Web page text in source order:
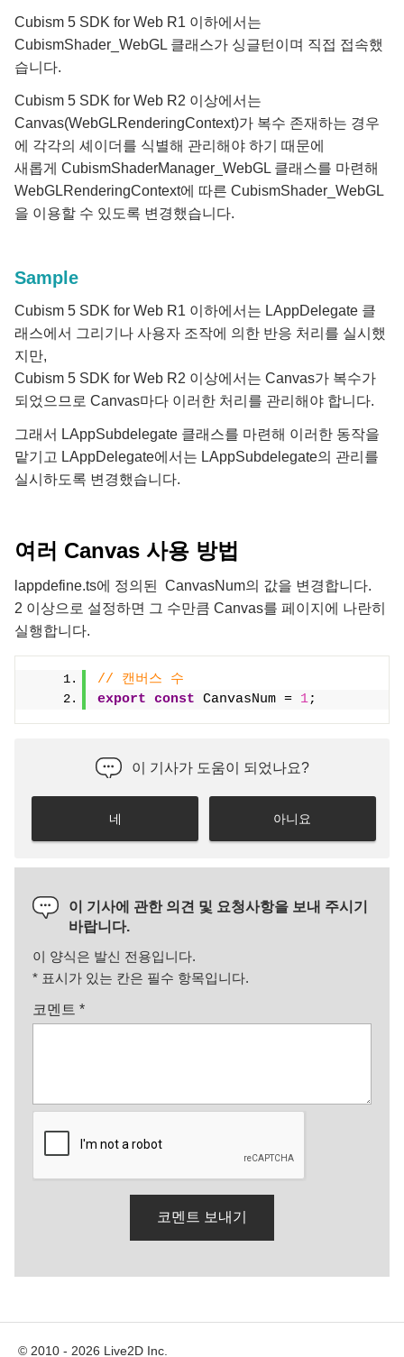
Cubism 5 SDK for Web R1 이하에서는
CubismShader_WebGL 클래스가 싱글턴이며 직접 접속했
습니다.
Cubism 5 SDK for Web R2 이상에서는
Canvas(WebGLRenderingContext)가 복수 존재하는 경우
에 각각의 셰이더를 식별해 관리해야 하기 때문에
새롭게 CubismShaderManager_WebGL 클래스를 마련해
WebGLRenderingContext에 따른 CubismShader_WebGL
을 이용할 수 있도록 변경했습니다.
Sample
Cubism 5 SDK for Web R1 이하에서는 LAppDelegate 클
래스에서 그리기나 사용자 조작에 의한 반응 처리를 실시했
지만,
Cubism 5 SDK for Web R2 이상에서는 Canvas가 복수가
되었으므로 Canvas마다 이러한 처리를 관리해야 합니다.
그래서 LAppSubdelegate 클래스를 마련해 이러한 동작을
맡기고 LAppDelegate에서는 LAppSubdelegate의 관리를
실시하도록 변경했습니다.
여러 Canvas 사용 방법
lappdefine.ts에 정의된 CanvasNum의 값을 변경합니다.
2 이상으로 설정하면 그 수만큼 Canvas를 페이지에 나란히
실행합니다.
// 캔버스 수
export const CanvasNum = 1;
이 기사가 도움이 되었나요?
네 아니요
이 기사에 관한 의견 및 요청사항을 보내 주시기
바랍니다.
이 양식은 발신 전용입니다.
* 표시가 있는 칸은 필수 항목입니다.
코멘트 *
© 2010 - 2026 Live2D Inc.